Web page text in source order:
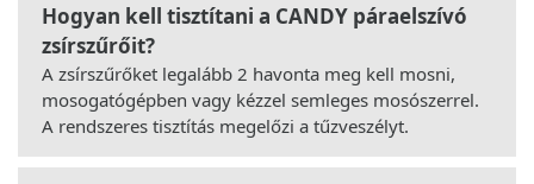
Hogyan kell tisztítani a CANDY páraelszívó
zsírszűrőit?
A zsírszűrőket legalább 2 havonta meg kell mosni,
mosogatógépben vagy kézzel semleges mosószerrel.
A rendszeres tisztítás megelőzi a tűzveszélyt.